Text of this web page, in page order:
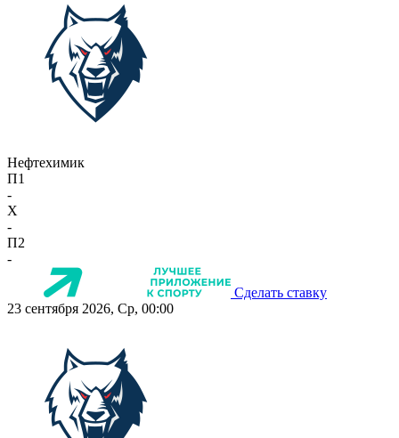
Нефтехимик
П1
-
X
-
П2
-
Сделать ставку
23 сентября 2026, Ср, 00:00